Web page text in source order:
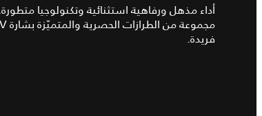
أداء مذهل ورفاهية استثنائية وتكنولوجيا
فريدة.